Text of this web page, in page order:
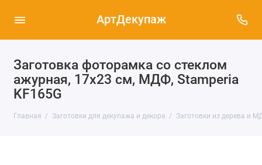
АртДекупаж
Заготовка фоторамка со стеклом
ажурная, 17х23 см, МДФ, Stamperia
KF165G
Главная Заготовки для декупажа и декора Заготовки из дерева и